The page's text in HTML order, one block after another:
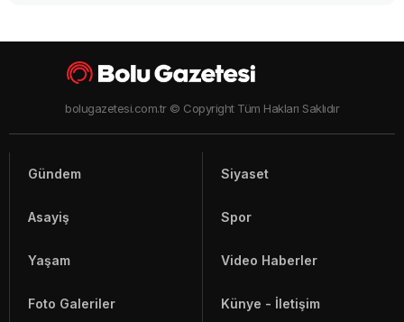
bolugazetesi.com.tr © Copyright Tüm Hakları Saklıdır
Gündem Siyaset
Asayiş Spor
Yaşam Video Haberler
Foto Galeriler Künye - İletişim